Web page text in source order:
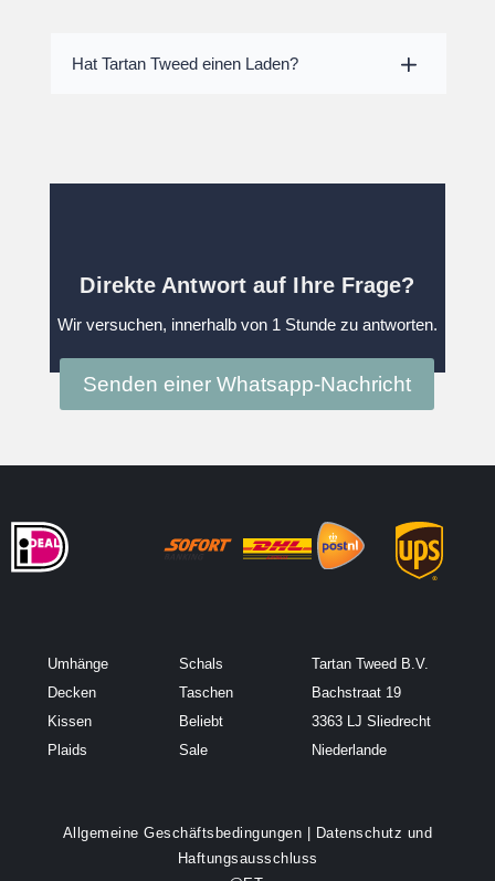
Hat Tartan Tweed einen Laden?
Direkte Antwort auf Ihre Frage?
Wir versuchen, innerhalb von 1 Stunde zu antworten.
Senden einer Whatsapp-Nachricht
Umhänge
Decken
Kissen
Plaids
Schals
Taschen
Beliebt
Sale
Tartan Tweed B.V.
Bachstraat 19
3363 LJ Sliedrecht
Niederlande
Allgemeine Geschäftsbedingungen
Datenschutz und
Haftungsausschluss